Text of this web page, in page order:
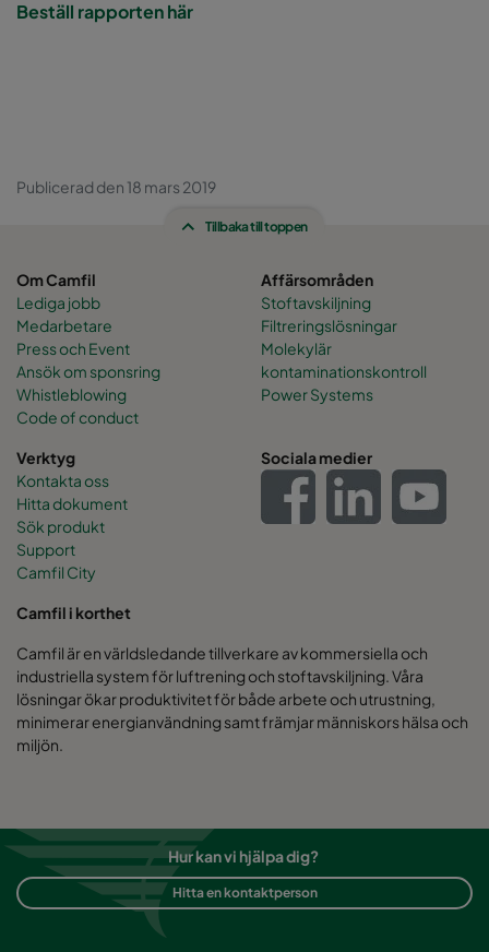
Beställ rapporten här
Publicerad den 18 mars 2019
Tillbaka till toppen
Om Camfil
Lediga jobb
Medarbetare
Press och Event
Ansök om sponsring
Whistleblowing
Code of conduct
Affärsområden
Stoftavskiljning
Filtreringslösningar
Molekylär
kontaminationskontroll
Power Systems
Verktyg
Kontakta oss
Hitta dokument
Sök produkt
Support
Camfil City
Sociala medier
Camfil i korthet
Camfil är en världsledande tillverkare av kommersiella och
industriella system för luftrening och stoftavskiljning. Våra
lösningar ökar produktivitet för både arbete och utrustning,
minimerar energianvändning samt främjar människors hälsa och
miljön.
Hur kan vi hjälpa dig?
Hitta en kontaktperson